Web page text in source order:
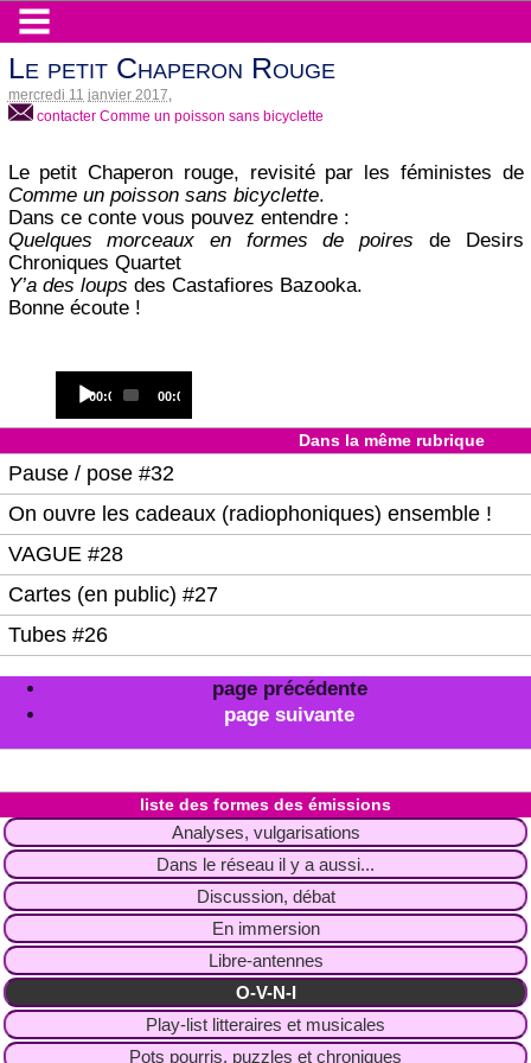
Le petit Chaperon Rouge
mercredi 11 janvier 2017
contacter Comme un poisson sans bicyclette
Le petit Chaperon rouge, revisité par les féministes de
Comme un poisson sans bicyclette.
Dans ce conte vous pouvez entendre :
Quelques morceaux en formes de poires de Desirs
Chroniques Quartet
Y’a des loups des Castafiores Bazooka.
Bonne écoute !
Player
Current
00:00
Total
00:00
Dans la même rubrique
Pause / pose #32
On ouvre les cadeaux (radiophoniques) ensemble !
VAGUE #28
Cartes (en public) #27
Tubes #26
page précédente
page suivante
liste des formes des émissions
Analyses, vulgarisations
Dans le réseau il y a aussi...
Discussion, débat
En immersion
Libre-antennes
O-V-N-I
Play-list litteraires et musicales
Pots pourris, puzzles et chroniques